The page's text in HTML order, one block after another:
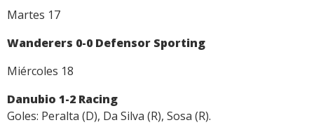
Martes 17
Wanderers 0-0 Defensor Sporting
Miércoles 18
Danubio 1-2 Racing
Goles: Peralta (D), Da Silva (R), Sosa (R).